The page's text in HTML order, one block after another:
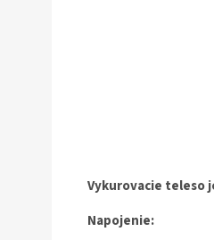
Vykurovacie teleso
Napojenie: